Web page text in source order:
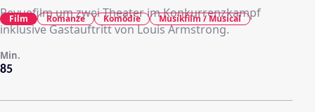
Revuefilm um zwei Theater im Konkurrenzkampf
inklusive Gastauftritt von Louis Armstrong.
85
Min.
Film Romanze Komödie Musikfilm / Musical